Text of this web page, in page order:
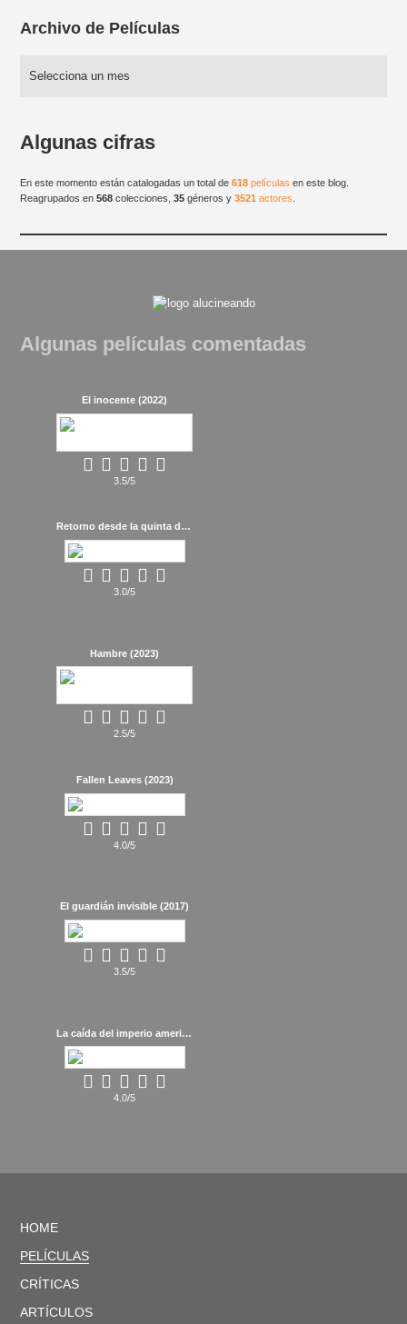
Archivo de Películas
Algunas cifras
En este momento están catalogadas un total de618 películas en este blog.
Reagrupados en568 colecciones,35 géneros y3521 actores
Algunas películas comentadas
El inocente (2022)
3.5/5
Retorno desde la quinta dimensión (1978)
3.0/5
Hambre (2023)
2.5/5
Fallen Leaves (2023)
4.0/5
El guardián invisible (2017)
3.5/5
La caída del imperio americano (2018)
4.0/5
HOME
PELÍCULAS
CRÍTICAS
ARTÍCULOS